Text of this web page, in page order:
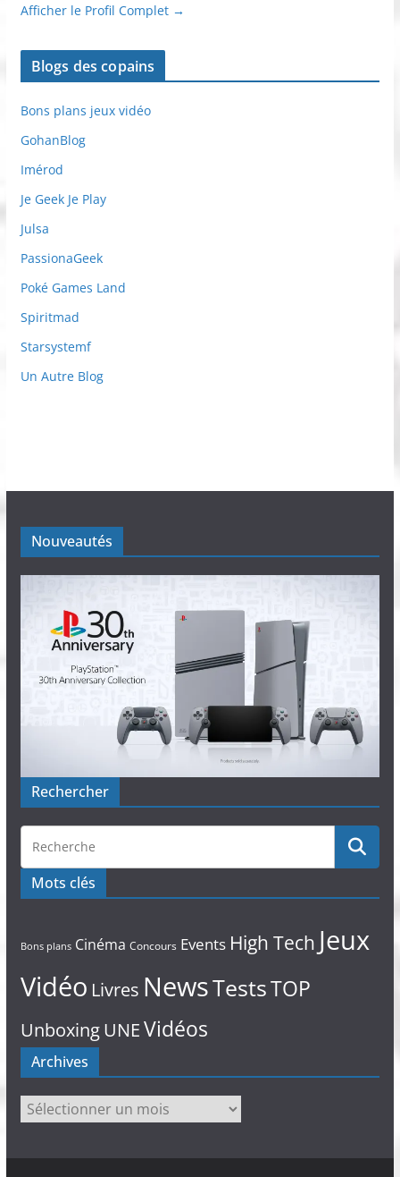
Afficher le Profil Complet →
Blogs des copains
Bons plans jeux vidéo
GohanBlog
Imérod
Je Geek Je Play
Julsa
PassionaGeek
Poké Games Land
Spiritmad
Starsystemf
Un Autre Blog
Nouveautés
Rechercher
Mots clés
Bons plans Cinéma Concours Events High Tech Jeux
Vidéo Livres NewsTestsTOP
UnboxingUNEVidéos
Archives
Archives